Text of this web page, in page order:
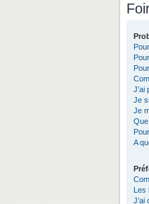
J’ai
Je
Je
A
Les
J’ai